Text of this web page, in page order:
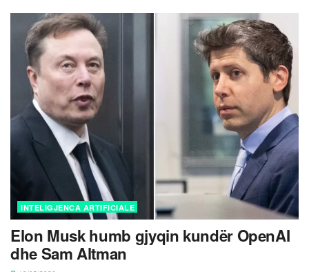
INTELIGJENCA ARTIFICIALE
Elon Musk humb gjyqin kundër OpenAI
dhe Sam Altman